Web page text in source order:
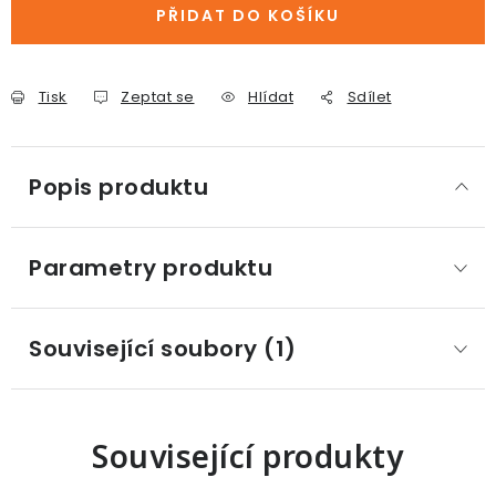
PŘIDAT DO KOŠÍKU
Tisk Zeptat se Hlídat Sdílet
Popis produktu
Parametry produktu
Související soubory (1)
Související produkty